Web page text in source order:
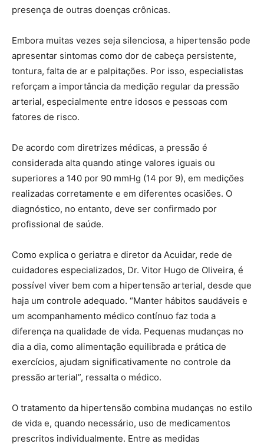
presença de outras doenças crônicas.
Embora muitas vezes seja silenciosa, a hipertensão pode
apresentar sintomas como dor de cabeça persistente,
tontura, falta de ar e palpitações. Por isso, especialistas
reforçam a importância da medição regular da pressão
arterial, especialmente entre idosos e pessoas com
fatores de risco.
De acordo com diretrizes médicas, a pressão é
considerada alta quando atinge valores iguais ou
superiores a 140 por 90 mmHg (14 por 9), em medições
realizadas corretamente e em diferentes ocasiões. O
diagnóstico, no entanto, deve ser confirmado por
profissional de saúde.
Como explica o geriatra e diretor da Acuidar, rede de
cuidadores especializados, Dr. Vitor Hugo de Oliveira, é
possível viver bem com a hipertensão arterial, desde que
haja um controle adequado. “Manter hábitos saudáveis e
um acompanhamento médico contínuo faz toda a
diferença na qualidade de vida. Pequenas mudanças no
dia a dia, como alimentação equilibrada e prática de
exercícios, ajudam significativamente no controle da
pressão arterial”, ressalta o médico.
O tratamento da hipertensão combina mudanças no estilo
de vida e, quando necessário, uso de medicamentos
prescritos individualmente. Entre as medidas